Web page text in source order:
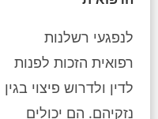
לנפגעי רשלנות
רפואית הזכות לפנות
לדין ולדרוש פיצוי בגין
נזקיהם. הם יכולים